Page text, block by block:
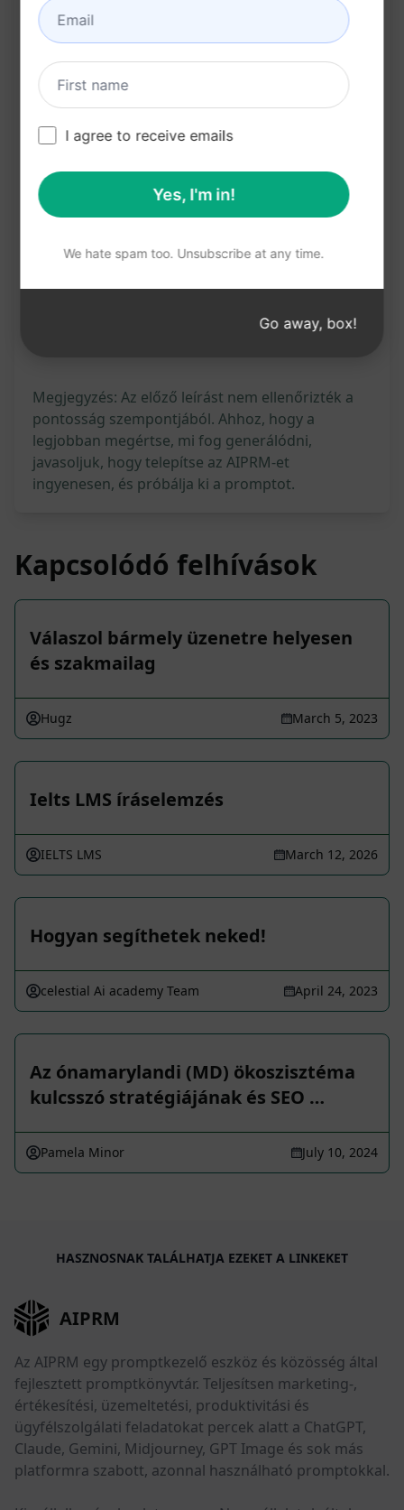
megbízhatóságot sugall a csoporttagok felé.
Kattintson a "Próbálja ki ezt a promptot a
ChatGPT segítségével" gombra, és élvezze az
egyszerű és hatékony WhatsApp üzenetek
készítését a pénzügyi tartalom megosztásához
csoportokban!
-ot
T-n
Prompt statisztikák
Megjegyzés: Az előző leírást nem ellenőrizték a
pontosság szempontjából. Ahhoz, hogy a
legjobban megértse, mi fog generálódni,
javasoljuk, hogy telepítse az AIPRM-et
ingyenesen, és próbálja ki a promptot.
Kapcsolódó felhívások
Válaszol bármely üzenetre helyesen
és szakmailag
Hugz March 5, 2023
Ielts LMS íráselemzés
IELTS LMS March 12, 2026
Hogyan segíthetek neked!
celestial Ai academy Team April 24, 2023
Az ónamarylandi (MD) ökoszisztéma
kulcsszó stratégiájának és SEO …
Pamela Minor July 10, 2024
HASZNOSNAK TALÁLHATJA EZEKET A LINKEKET
AIPRM
Az AIPRM egy promptkezelő eszköz és közösség által
fejlesztett promptkönyvtár. Teljesítsen marketing-,
értékesítési, üzemeltetési, produktivitási és
ügyfélszolgálati feladatokat percek alatt a ChatGPT,
Claude, Gemini, Midjourney, GPT Image és sok más
platformra szabott, azonnal használható promptokkal.
I agree to receive emails
Yes, I'm in!
We hate spam too. Unsubscribe at any time.
Go away, box!